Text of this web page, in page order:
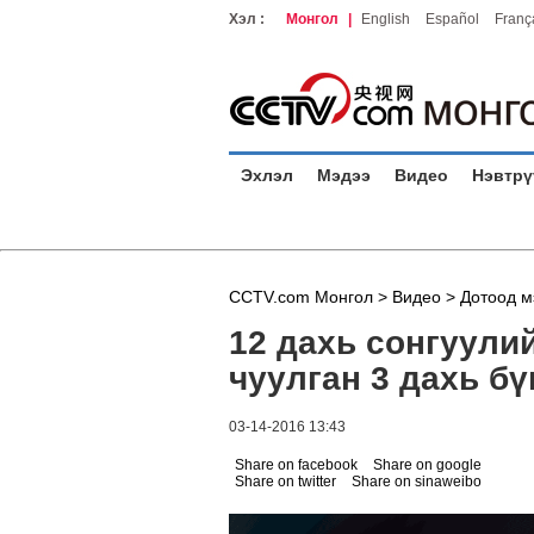
Хэл : Монгол English Español
Эхлэл Мэдээ Видео
CCTV.com Монгол > Видео > Дотоод
12 дахь
чуулган 3 дахь
03-14-2016 13:43
Share on facebook
Share on google
Share on twitter
Share on sinaweibo